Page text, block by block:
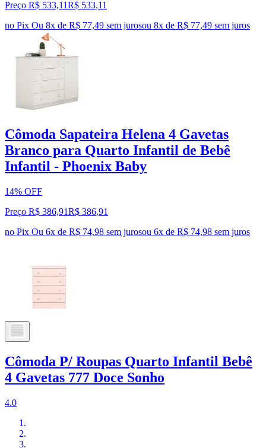
Preço R$ 533,11R$ 533,11
no Pix Ou 8x de R$ 77,49 sem jurosou 8x de R$ 77,49 sem juros
Cômoda Sapateira Helena 4 Gavetas
Branco para Quarto Infantil de Bebê
Infantil - Phoenix Baby
14% OFF
Preço R$ 386,91R$ 386,91
no Pix Ou 6x de R$ 74,98 sem jurosou 6x de R$ 74,98 sem juros
Cômoda P/ Roupas Quarto Infantil Bebê
4 Gavetas 777 Doce Sonho
4.0